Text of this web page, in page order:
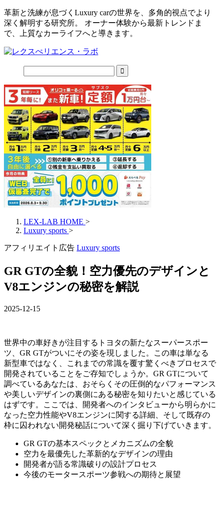
革新と洗練が息づくLuxury carの世界を、多角的視点でより
深く解明する研究所。 オーナー体験から最新トレンドま
で、上質なカーライフへと導きます。
LEX-LAB HOME >
Luxury sports >
アフィリエイト広告 Luxury sports
GR GTの全貌！空力優先のデザインと
V8エンジンの秘密を解説
2025-12-15
世界中の車好きが注目するトヨタの新たなスーパースポー
ツ、GR GTがついにその姿を現しました。この車は単なる
新型車ではなく、これまでの常識を覆す驚くべきプロセスで
開発されていることをご存知でしょうか。GR GTについて
調べているあなたは、おそらくその圧倒的なパフォーマンス
や美しいデザインの裏側にある秘密を知りたいと感じている
はずです。ここでは、開発者へのインタビューから明らかに
なった空力性能やV8エンジンに関する詳細、そして既存の
枠に囚われない開発秘話について深く掘り下げていきます。
GR GTの基本スペックとメカニズムの全貌
空力を最優先した革新的なデザインの理由
開発者が語る常識破りの設計プロセス
今後のモータースポーツ参戦への期待と展望